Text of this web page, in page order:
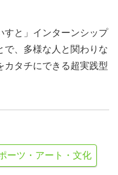
すと」インターンシップ
で、多様な人と関わりな
カタチにできる超実践型
ーツ・アート・文化